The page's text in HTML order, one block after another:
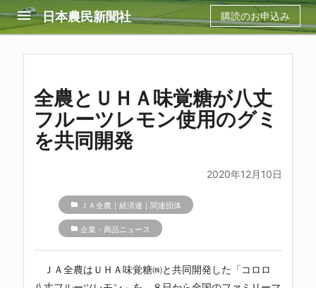
menu 日本農民新聞社 購読のお申込み
全農とＵＨＡ味覚糖が八丈
フルーツレモン使用のグミ
を共同開発
2020年12月10日
folder ＪＡ全農｜経済連｜関連団体
folder 企業・商品ニュース
ＪＡ全農はＵＨＡ味覚糖㈱と共同開発した「コロロ